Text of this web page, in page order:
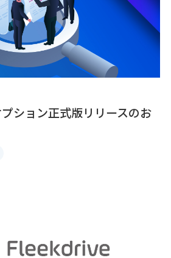
ション正式版リリースのお